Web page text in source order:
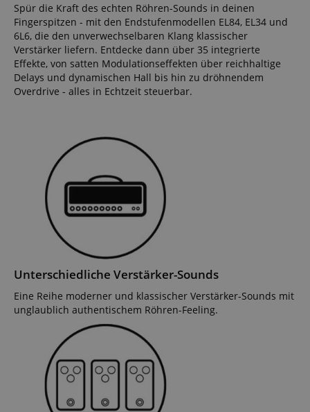
Spür die Kraft des echten Röhren-Sounds in deinen
Fingerspitzen - mit den Endstufenmodellen EL84, EL34 und
6L6, die den unverwechselbaren Klang klassischer
Verstärker liefern. Entdecke dann über 35 integrierte
Effekte, von satten Modulationseffekten über reichhaltige
Delays und dynamischen Hall bis hin zu dröhnendem
Overdrive - alles in Echtzeit steuerbar.
Unterschiedliche Verstärker-Sounds
Eine Reihe moderner und klassischer Verstärker-Sounds mit
unglaublich authentischem Röhren-Feeling.